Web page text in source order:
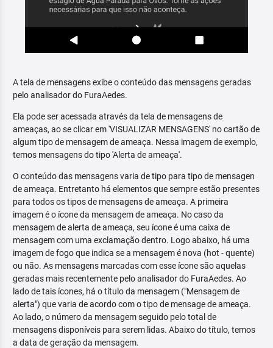
A tela de mensagens exibe o conteúdo das mensagens geradas
pelo analisador do FuraAedes.
Ela pode ser acessada através da tela de mensagens de
ameaças, ao se clicar em 'VISUALIZAR MENSAGENS' no cartão de
algum tipo de mensagem de ameaça. Nessa imagem de exemplo,
temos mensagens do tipo 'Alerta de ameaça'.
O conteúdo das mensagens varia de tipo para tipo de mensagen
de ameaça. Entretanto há elementos que sempre estão presentes
para todos os tipos de mensagens de ameaça. A primeira
imagem é o ícone da mensagem de ameaça. No caso da
mensagem de alerta de ameaça, seu ícone é uma caixa de
mensagem com uma exclamação dentro. Logo abaixo, há uma
imagem de fogo que indica se a mensagem é nova (hot - quente)
ou não. As mensagens marcadas com esse ícone são aquelas
geradas mais recentemente pelo analisador do FuraAedes. Ao
lado de tais ícones, há o título da mensagem ("Mensagem de
alerta") que varia de acordo com o tipo de mensage de ameaça.
Ao lado, o número da mensagem seguido pelo total de
mensagens disponíveis para serem lidas. Abaixo do título, temos
a data de geração da mensagem.